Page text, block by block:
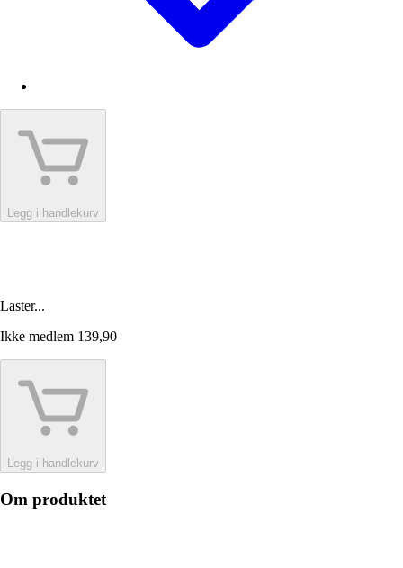
Legg i handlekurv
Laster...
Ikke medlem 139,90
Legg i handlekurv
Om produktet